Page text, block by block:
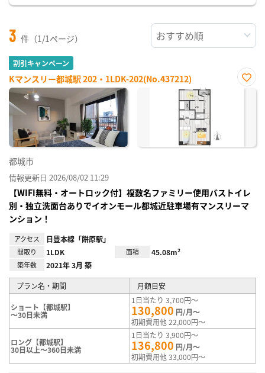
3 件（1/1ページ）
割引キャンペーン
Kマンスリー都城駅 202・1LDK-202(No.437212)
お気
都城市
情報更新日 2026/08/02 11:29
【WIFI無料・オートロック付】複数名ファミリー使用バストイレ
別・独立洗面台ありでイオンモール都城近駐車場有マンスリーマ
ンション！
アクセス 日豊本線「餅原駅」
間取り 1LDK 面積 45.08m²
築年数 2021年 3月 築
プラン名・期間 月額目安
ショート【都城駅】
～30日未満
1日当たり 3,700円～
130,800 円/月～
初期費用他 22,000円～
ロング【都城駅】
30日以上～360日未満
1日当たり 3,900円～
136,800 円/月～
初期費用他 33,000円～